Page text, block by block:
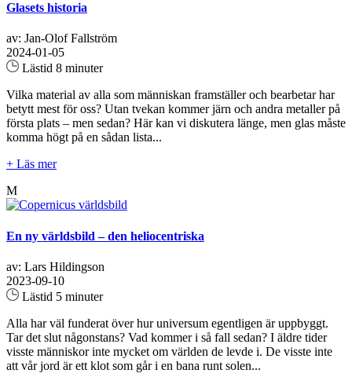
Glasets historia
av: Jan-Olof Fallström
2024-01-05
Lästid 8 minuter
Vilka material av alla som människan framställer och bearbetar har
betytt mest för oss? Utan tvekan kommer järn och andra metaller på
första plats – men sedan? Här kan vi diskutera länge, men glas måste
komma högt på en sådan lista...
+ Läs mer
M
En ny världsbild – den heliocentriska
av: Lars Hildingson
2023-09-10
Lästid 5 minuter
Alla har väl funderat över hur universum egentligen är uppbyggt.
Tar det slut någonstans? Vad kommer i så fall sedan? I äldre tider
visste människor inte mycket om världen de levde i. De visste inte
att vår jord är ett klot som går i en bana runt solen...